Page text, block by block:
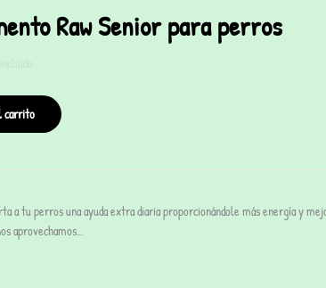
Raw Senior para perros
carrito
a tu perros una ayuda extra diaria proporcionándole más energía y
aprovechamos…